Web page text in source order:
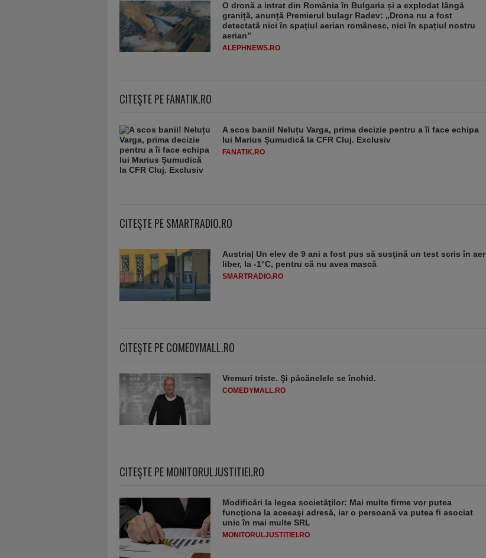
O dronă a intrat din România în Bulgaria și a explodat lângă
graniță, anunță Premierul bulagr Radev: „Drona nu a fost
detectată nici în spațiul aerian românesc, nici în spațiul nostru
aerian”
ALEPHNEWS.RO
CITEŞTE PE FANATIK.RO
A scos banii! Neluțu Varga, prima decizie pentru a îi face echipa
lui Marius Șumudică la CFR Cluj. Exclusiv
FANATIK.RO
CITEŞTE PE SMARTRADIO.RO
Austria| Un elev de 9 ani a fost pus să susţină un test scris în aer
liber, la -1°C, pentru că nu avea mască
SMARTRADIO.RO
CITEŞTE PE COMEDYMALL.RO
Vremuri triste. Şi păcănelele se închid.
COMEDYMALL.RO
CITEŞTE PE MONITORULJUSTITIEI.RO
Modificări la legea societăţilor: Mai multe firme vor putea
funcţiona la aceeaşi adresă, iar o persoană va putea fi asociat
unic în mai multe SRL
MONITORULJUSTITIEI.RO